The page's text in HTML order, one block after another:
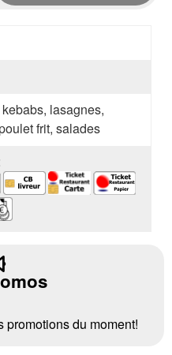
lasagnes,
frit, salades
du moment!